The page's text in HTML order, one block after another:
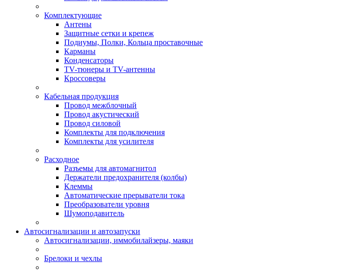
Комплектующие
Антены
Защитные сетки и крепеж
Подиумы, Полки, Кольца проставочные
Карманы
Конденсаторы
TV-тюнеры и TV-антенны
Кроссоверы
Кабельная продукция
Провод межблочный
Провод акустический
Провод силовой
Комплекты для подключения
Комплекты для усилителя
Расходное
Разъемы для автомагнитол
Держатели предохранителя (колбы)
Клеммы
Автоматические прерыватели тока
Преобразователи уровня
Шумоподавитель
Автосигнализации и автозапуски
Автосигнализации, иммобилайзеры, маяки
Брелоки и чехлы